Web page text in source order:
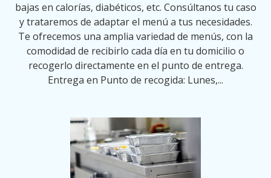
bajas en calorías, diabéticos, etc. Consúltanos tu caso
y trataremos de adaptar el menú a tus necesidades.
Te ofrecemos una amplia variedad de menús, con la
comodidad de recibirlo cada día en tu domicilio o
recogerlo directamente en el punto de entrega.
Entrega en Punto de recogida: Lunes,...